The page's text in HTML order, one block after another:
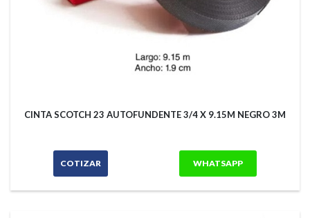
CINTA SCOTCH 23 AUTOFUNDENTE 3/4 X 9.15M NEGRO 3M
COTIZAR WHATSAPP